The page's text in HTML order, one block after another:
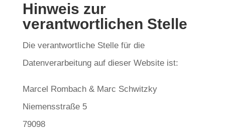
Hinweis zur
verantwortlichen Stelle
Die verantwortliche Stelle für die
Datenverarbeitung auf dieser Website ist:
Marcel Rombach & Marc Schwitzky
Niemensstraße 5
79098